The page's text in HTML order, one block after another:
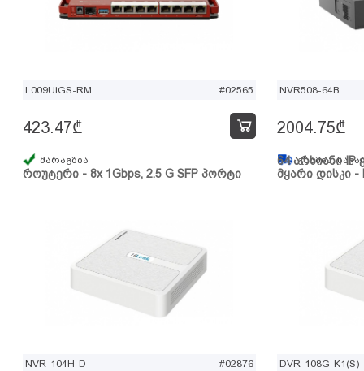
L009UiGS-RM #02565
როუტერი - 8x 1Gbps, 2.5 G SFP პორტი
423.47₾
მარაგშია
NVR508-64B
64 არხიანი IP
მყარი დისკი -
2004.75₾
გზაშია,
NVR-104H-D #02876 DVR-108G-K1(S)